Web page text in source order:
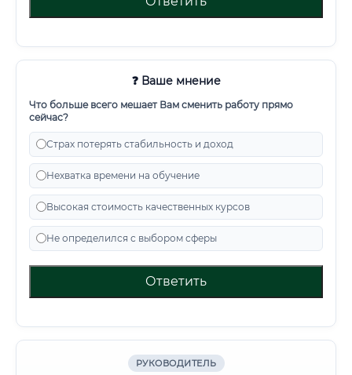
❓ Ваше мнение
Что больше всего мешает Вам сменить работу прямо
сейчас?
Страх потерять стабильность и доход
Нехватка времени на обучение
Высокая стоимость качественных курсов
Не определился с выбором сферы
Ответить
РУКОВОДИТЕЛЬ